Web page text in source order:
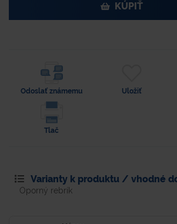
KÚPIŤ
Odoslať známemu Uložiť
Tlač
Varianty k produktu / vhodné
Oporný rebrík